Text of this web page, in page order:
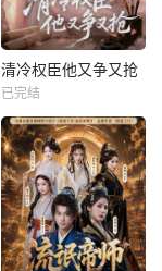
清冷权臣他又争又抢
已完结